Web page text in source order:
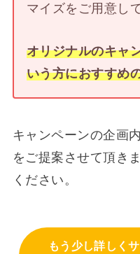
マイズをご用意し
オリジナルのキャ
いう方におすすめ
キャンペーンの企画
をご提案させて頂き
ください。
もう少し詳しく